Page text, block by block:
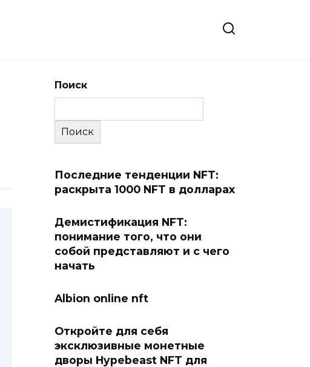
Поиск
Поиск
Последние тенденции NFT:
раскрыта 1000 NFT в долларах
Демистификация NFT:
понимание того, что они
собой представляют и с чего
начать
Albion online nft
Откройте для себя
эксклюзивные монетные
дворы Hypebeast NFT для